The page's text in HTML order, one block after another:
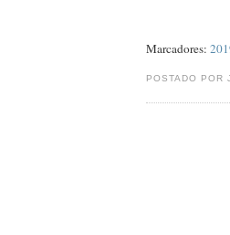
Marcadores:
POSTADO POR